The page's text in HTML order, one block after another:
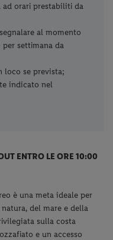
ad orari prestabiliti da
al momento
settimana da
loco se prevista;
indicato nel
ENTRO LE ORE 10:00
è una meta ideale per
del mare e della
sulla costa
e un accesso